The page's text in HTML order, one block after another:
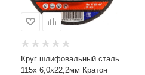
Круг шлифовальный сталь
115х 6,0х22,2мм Кратон